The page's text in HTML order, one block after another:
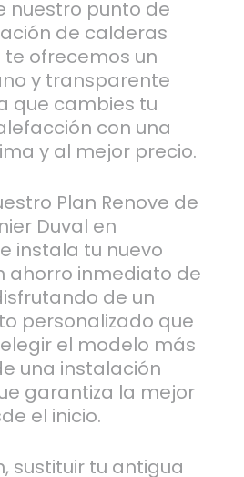
nuestro punto de
de calderas
te ofrecemos un
y transparente
que cambies tu
con una
y al mejor precio.
Plan Renove de
Duval en
instala tu nuevo
ahorro inmediato de
de un
personalizado que
el modelo más
una instalación
garantiza la mejor
el inicio.
sustituir tu antigua